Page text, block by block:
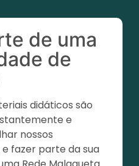
de uma
de
didáticos são
e
nossos
fazer parte da sua